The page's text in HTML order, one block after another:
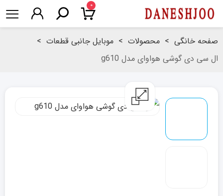
۰
صفحه خانگی > محصولات > موبایل جانبی قطعات >
ال سی دی گوشی هواوای مدل g610